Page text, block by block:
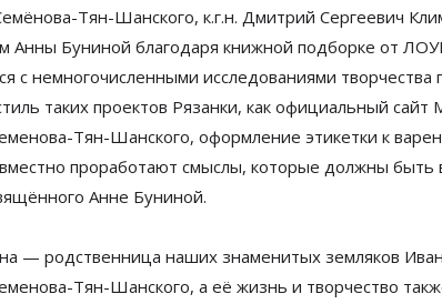
-Тян-Шанского, к.г.н. Дмитрий Сергеевич
Анны Буниной благодаря книжной подборке от
с немногочисленными исследованиями творчества
таких проектов Рязанки, как официальный сайт
Тян-Шанского, оформление этикетки к
проработают смыслы, которые должны быть
Анне Буниной.
— родственница наших знаменитых земляков
Тян-Шанского, а её жизнь и творчество